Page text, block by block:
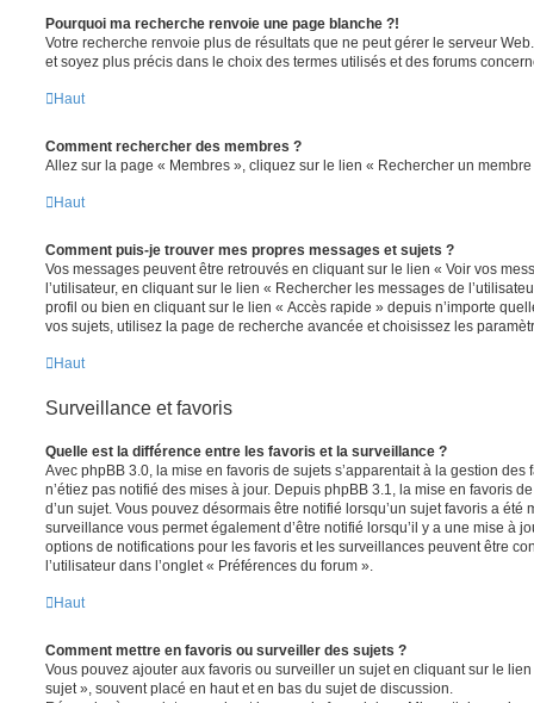
Pourquoi ma recherche renvoie une page blanche ?!
Votre recherche renvoie plus de résultats que ne peut gérer le serveur
et soyez plus précis dans le choix des termes utilisés et des forums
Haut
Comment rechercher des membres ?
Allez sur la page « Membres », cliquez sur le lien « Rechercher un membre
Haut
Comment puis-je trouver mes propres messages et sujets ?
Vos messages peuvent être retrouvés en cliquant sur le lien « Voir vos
l’utilisateur, en cliquant sur le lien « Rechercher les messages de
profil ou bien en cliquant sur le lien « Accès rapide » depuis n’importe
vos sujets, utilisez la page de recherche avancée et choisissez les
Haut
Surveillance et favoris
Quelle est la différence entre les favoris et la surveillance ?
Avec phpBB 3.0, la mise en favoris de sujets s’apparentait à la gestion des
n’étiez pas notifié des mises à jour. Depuis phpBB 3.1, la mise en favoris
d’un sujet. Vous pouvez désormais être notifié lorsqu’un sujet favoris a été
surveillance vous permet également d’être notifié lorsqu’il y a une mise à
options de notifications pour les favoris et les surveillances peuvent être
l’utilisateur dans l’onglet « Préférences du forum ».
Haut
Comment mettre en favoris ou surveiller des sujets ?
Vous pouvez ajouter aux favoris ou surveiller un sujet en cliquant sur le
sujet », souvent placé en haut et en bas du sujet de discussion.